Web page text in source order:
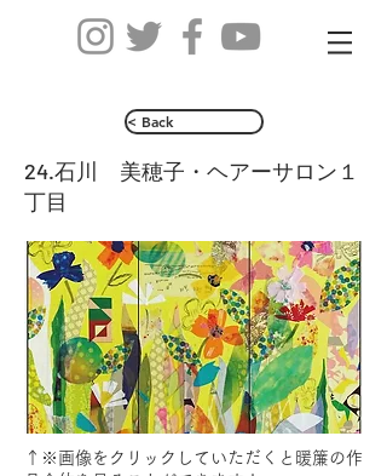
< Back
24.石川 美穂子・ヘアーサロン１
丁目
↑※画像をクリックしていただくと暖簾の作